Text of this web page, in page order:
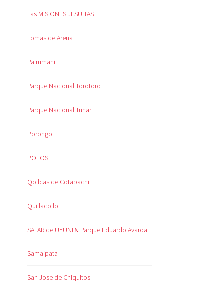
Las MISIONES JESUITAS
Lomas de Arena
Pairumani
Parque Nacional Torotoro
Parque Nacional Tunari
Porongo
POTOSI
Qollcas de Cotapachi
Quillacollo
SALAR de UYUNI & Parque Eduardo Avaroa
Samaipata
San Jose de Chiquitos